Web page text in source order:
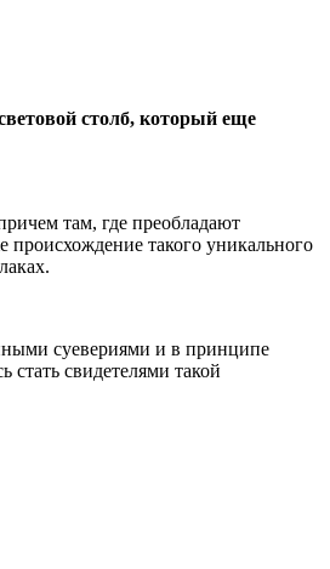
столб, который еще
там, где преобладают
такого уникального
суевериями и в принципе
свидетелями такой